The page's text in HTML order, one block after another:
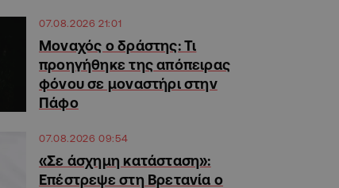
07.08.2026 21:01
Μοναχός ο δράστης: Τι
προηγήθηκε της απόπειρας
φόνου σε μοναστήρι στην
Πάφο
07.08.2026 09:54
«Σε άσχημη κατάσταση»:
Επέστρεψε στη Βρετανία ο